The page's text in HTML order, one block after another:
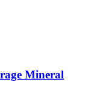
Mineral